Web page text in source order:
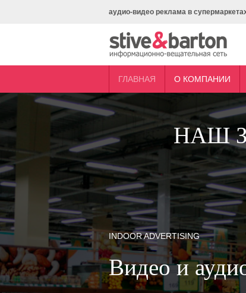
аудио-видео реклама в
ГЛАВНАЯ О КОМПАНИИ
НАШ
INDOOR ADVERTISING
Видео и